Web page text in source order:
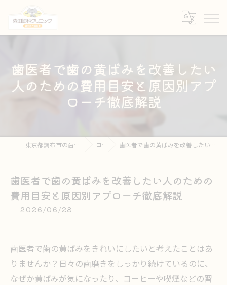
歯医者で歯の黄ばみを改善したい
人のための費用目安と原因別アプ
ローチ徹底解説
東京都調布市の歯医者なら森田歯科クリニック コラム 歯医者で歯の黄ばみを改善したい人のための費用目安と原因別アプローチ徹底解説
歯医者で歯の黄ばみを改善したい人のための
費用目安と原因別アプローチ徹底解説
2026/06/28
歯医者で歯の黄ばみをきれいにしたいと考えたことはあ
りませんか？日々の歯磨きをしっかり続けているのに、
なぜか黄ばみが気になったり、コーヒーや喫煙などの習